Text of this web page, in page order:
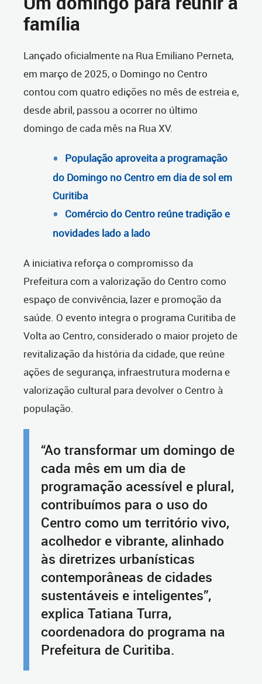
família
Lançado oficialmente na Rua Emiliano Perneta,
em março de 2025, o Domingo no Centro
contou com quatro edições no mês de estreia e,
desde abril, passou a ocorrer no último
domingo de cada mês na Rua XV.
População aproveita a programação
do Domingo no Centro em dia de sol em
Curitiba
Comércio do Centro reúne tradição e
novidades lado a lado
A iniciativa reforça o compromisso da
Prefeitura com a valorização do Centro como
espaço de convivência, lazer e promoção da
saúde. O evento integra o programa Curitiba de
Volta ao Centro, considerado o maior projeto de
revitalização da história da cidade, que reúne
ações de segurança, infraestrutura moderna e
valorização cultural para devolver o Centro à
população.
“Ao transformar um domingo de
cada mês em um dia de
programação acessível e plural,
contribuímos para o uso do
Centro como um território vivo,
acolhedor e vibrante, alinhado
às diretrizes urbanísticas
contemporâneas de cidades
sustentáveis e inteligentes”,
explica Tatiana Turra,
coordenadora do programa na
Prefeitura de Curitiba.